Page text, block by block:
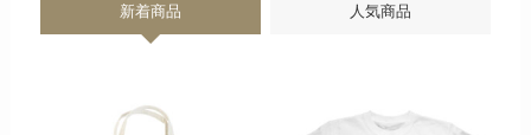
新着商品 人気商品